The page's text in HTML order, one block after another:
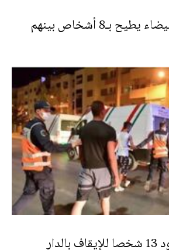
الشغب الكروي بالبيضاء يطيح بـ8 أشخاص بينهم
الشغب الكروي يقود 13 شخصا للإيقاف بالدار